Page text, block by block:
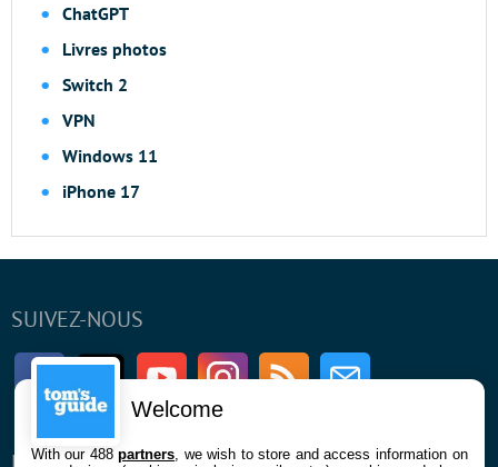
ChatGPT
Livres photos
Switch 2
VPN
Windows 11
iPhone 17
SUIVEZ-NOUS
FacebookTwitter Youtube InstagramRSS Newsletter
Welcome
With our 488partners , we wish to store and access information on